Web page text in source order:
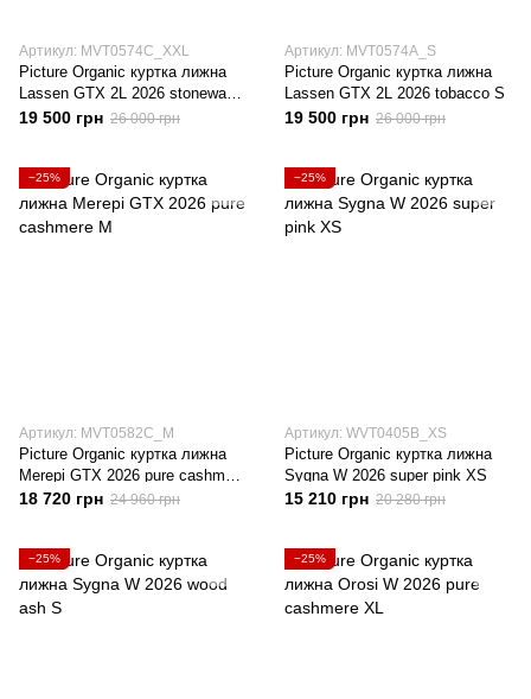
Артикул: MVT0574C_XXL
Picture Organic куртка лижна
Lassen GTX 2L 2026 stonewash
XXL
19 500 грн 26 000 грн
Артикул: MVT0574A_S
Picture Organic куртка лижна
Lassen GTX 2L 2026 tobacco S
19 500 грн 26 000 грн
−25%
Артикул: MVT0582C_M
Picture Organic куртка лижна
Merepi GTX 2026 pure cashmere
M
18 720 грн 24 960 грн
−25%
Артикул: WVT0405B_XS
Picture Organic куртка лижна
Sygna W 2026 super pink XS
15 210 грн 20 280 грн
−25% −25%